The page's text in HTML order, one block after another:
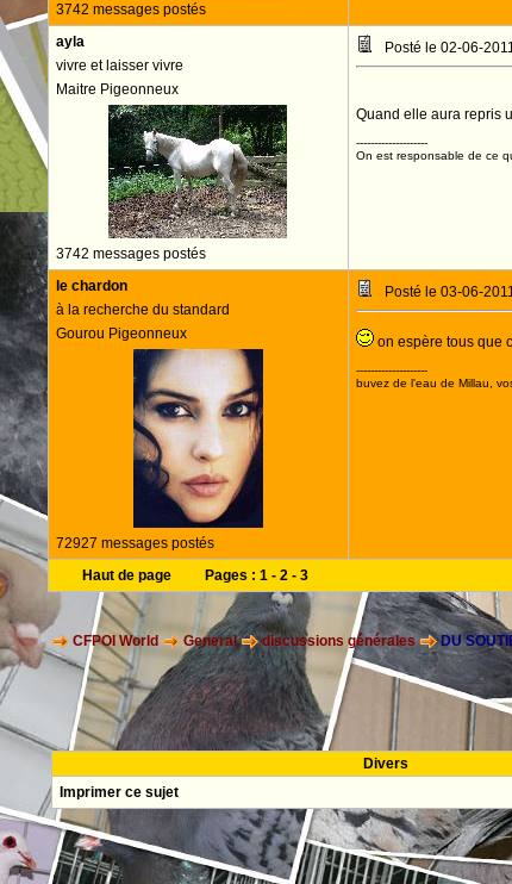
3742 messages postés
ayla
vivre et laisser vivre
Maitre Pigeonneux
3742 messages postés
Posté le 02-06-
Quand elle aura repris
--------------------
On est responsable de ce
le chardon
à la recherche du standard
Gourou Pigeonneux
72927 messages postés
Posté le 03-06-
on espère tous que
--------------------
buvez de l'eau de Millau,
Haut de page Pages : 1- 2- 3
CFPOI World General discussions générales DU
Divers
Imprimer ce sujet